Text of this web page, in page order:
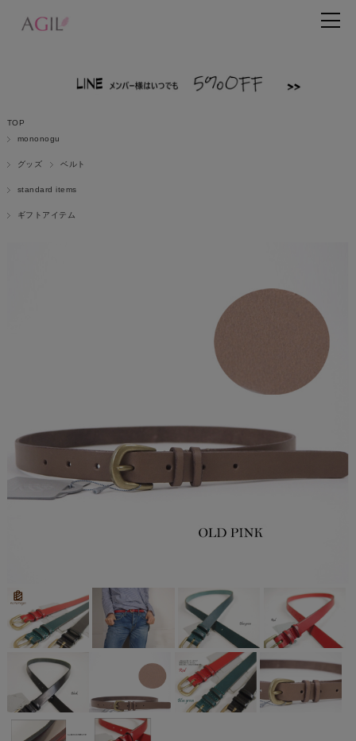
TOP
mononogu
グッズ ベルト
standard items
ギフトアイテム